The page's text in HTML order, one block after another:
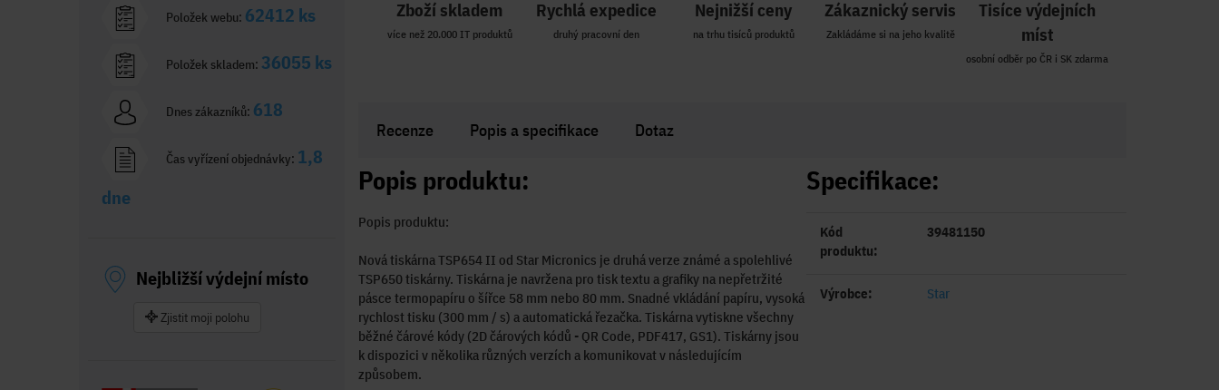
Zboží skladem
více než 20.000 IT produktů
Rychlá expedice
druhý pracovní den
Nejnižší ceny
na trhu tisíců produktů
Zákaznický servis
Zakládáme si na jeho kvalitě
Tisíce výdejních
míst
osobní odběr po ČR i SK zdarma
Recenze Popis a specifikace Dotaz
Popis produktu:
Popis produktu:
Nová tiskárna TSP654 II od Star Micronics je druhá verze známé a spolehlivé
TSP650 tiskárny. Tiskárna je navržena pro tisk textu a grafiky na nepřetržité
pásce termopapíru o šířce 58 mm nebo 80 mm. Snadné vkládání papíru, vysoká
rychlost tisku (300 mm / s) a automatická řezačka. Tiskárna vytiskne všechny
běžné čárové kódy (2D čárových kódů - QR Code, PDF417, GS1). Tiskárny jsou
k dispozici v několika různých verzích a komunikovat v následujícím
způsobem.
Specifikace:
Kód
produktu:
39481150
Výrobce: Star
Položek webu: 62412 ks
Položek skladem: 36055 ks
Dnes zákazníků: 618
Čas vyřízení objednávky: 1,8
dne
Nejbližší výdejní místo
Zjistit moji polohu